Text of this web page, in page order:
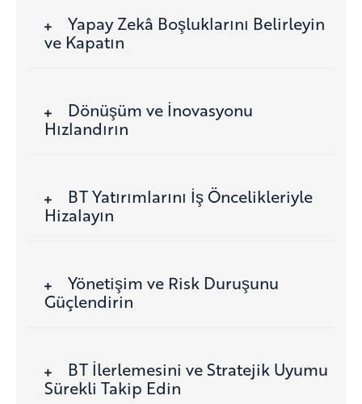
Yapay Zekâ Boşluklarını Belirleyin
ve Kapatın
Dönüşüm ve İnovasyonu
Hızlandırın
BT Yatırımlarını İş Öncelikleriyle
Hizalayın
Yönetişim ve Risk Duruşunu
Güçlendirin
BT İlerlemesini ve Stratejik Uyumu
Sürekli Takip Edin